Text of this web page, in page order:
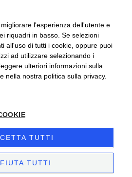
Vitivinicole S.r.l. | Strada
12051 Alba (CN) | Tel.
|ceretto@ceretto.com
+39 0173 268033 |
l'esperienza dell'utente e
riquadri in basso. Se selezioni
all'uso di tutti i cookie, oppure puoi
ad utilizzare selezionando i
ulteriori informazioni sulla
nella nostra politica sulla privacy.
TUTTI
TUTTI